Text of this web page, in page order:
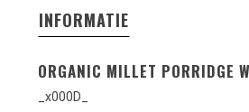
INFORMATIE
ORGANIC MILLET PORRIDGE
_x000D_